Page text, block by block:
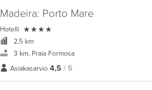
Madeira: Porto Mare
Hotelli 
2,5 km
3 km, Praia Formosa
Asiakasarvio 4,5 / 5